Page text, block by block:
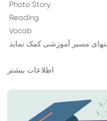
Photo Story
Reading
Vocab
اطلاعات بیشتر